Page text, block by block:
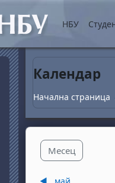
Прескочи на
НБУ
Календар
Начална страница
Месец